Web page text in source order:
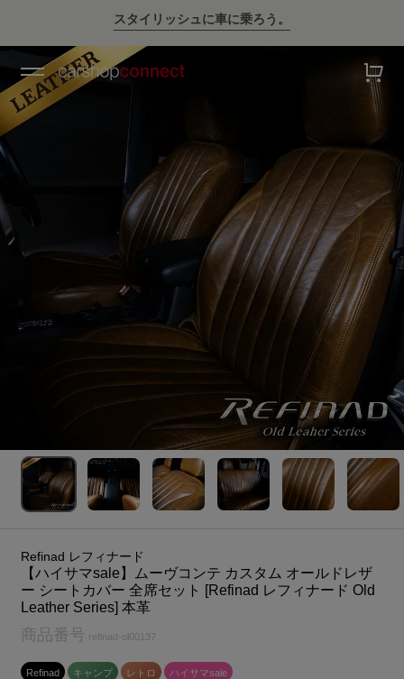
スタイリッシュに車に乗ろう。
Refinad レフィナード
【ハイサマsale】ムーヴコンテ カスタム オールドレザ
ー シートカバー 全席セット [Refinad レフィナード Old
Leather Series] 本革
商品番号 refinad-ol00137
Refinad キャンプ レトロ ハイサマsale